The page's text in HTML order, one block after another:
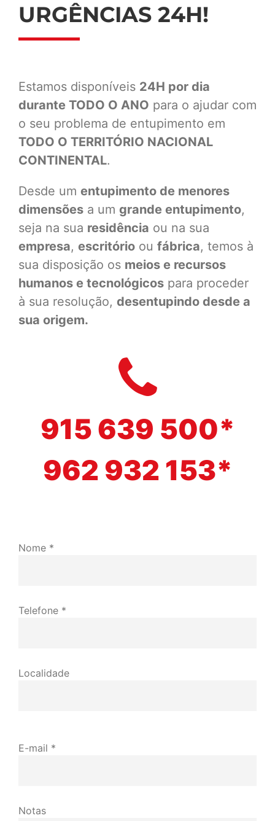
URGÊNCIAS 24H!
Estamos disponíveis 24H por dia
durante TODO O ANO para o ajudar com
o seu problema de entupimento em
TODO O TERRITÓRIO NACIONAL
CONTINENTAL.
Desde um entupimento de menores
dimensões a um grande entupimento,
seja na sua residência ou na sua
empresa, escritório ou fábrica, temos à
sua disposição os meios e recursos
humanos e tecnológicos para proceder
à sua resolução, desentupindo desde a
sua origem.
915 639 500*
962 932 153*
Nome *
Telefone *
Localidade
E-mail *
Notas